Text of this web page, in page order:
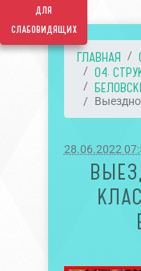
для
слабовидящих
ГЛАВНАЯ
04.
28.06.2022